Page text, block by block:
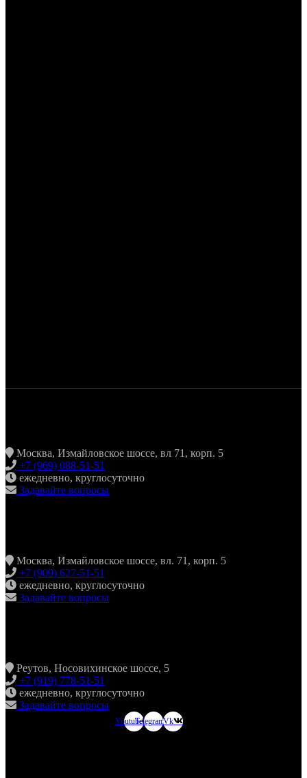
Москва, Измайловское шоссе, вл 71, корп. 5
+7 (969) 088-51-51
ежедневно, круглосуточно
Задавайте вопросы
Москва, Измайловское шоссе, вл. 71, корп. 5
+7 (909) 627-51-51
ежедневно, круглосуточно
Задавайте вопросы
Реутов, Носовихинское шоссе, 5
+7 (919) 778-51-51
ежедневно, круглосуточно
Задавайте вопросы
YoutubeTelegramVk